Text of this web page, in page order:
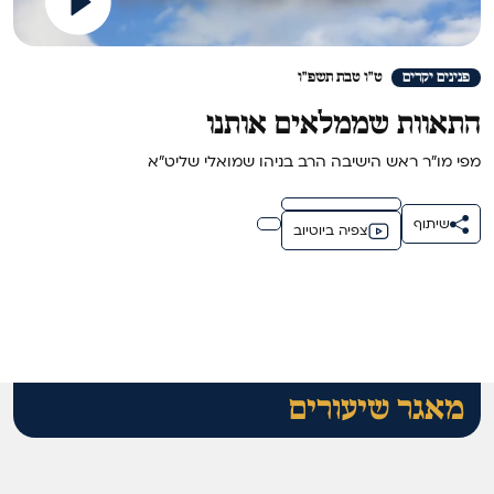
ט"ו טבת תשפ"ו פנינים יקרים
התאוות שממלאים אותנו
מפי מו"ר ראש הישיבה הרב בניהו שמואלי שליט"א
צפיה ביוטיוב שיתוף
מאגר שיעורים